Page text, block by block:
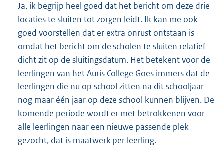
Ja, ik begrijp heel goed dat het bericht om deze drie
locaties te sluiten tot zorgen leidt. Ik kan me ook
goed voorstellen dat er extra onrust ontstaan is
omdat het bericht om de scholen te sluiten relatief
dicht zit op de sluitingsdatum. Het betekent voor de
leerlingen van het Auris College Goes immers dat de
leerlingen die nu op school zitten na dit schooljaar
nog maar één jaar op deze school kunnen blijven. De
komende periode wordt er met betrokkenen voor
alle leerlingen naar een nieuwe passende plek
gezocht, dat is maatwerk per leerling.